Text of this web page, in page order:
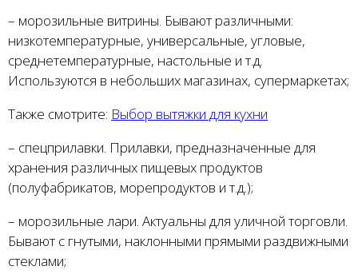
– морозильные витрины. Бывают различными:
низкотемпературные, универсальные, угловые,
среднетемпературные, настольные и т.д.
Используются в небольших магазинах, супермаркетах;
Также смотрите: Выбор вытяжки для кухни
– спецприлавки. Прилавки, предназначенные для
хранения различных пищевых продуктов
(полуфабрикатов, морепродуктов и т.д.);
– морозильные лари. Актуальны для уличной торговли.
Бывают с гнутыми, наклонными прямыми раздвижными
стеклами;